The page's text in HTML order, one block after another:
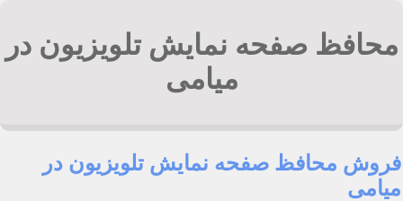
محافظ صفحه نمایش تلویزیون در
میامی
فروش محافظ صفحه نمایش تلویزیون در
میامی